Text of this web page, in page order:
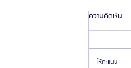
ความคิดเห็น
ให้คะแนน